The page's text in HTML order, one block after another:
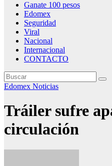
Ganate 100 pesos
Edomex
Seguridad
Viral
Nacional
Internacional
CONTACTO
Edomex Noticias
Tráiler sufre
circulación